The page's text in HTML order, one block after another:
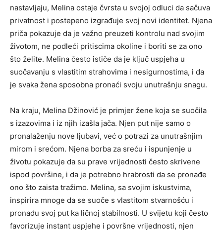
nastavljaju, Melina ostaje čvrsta u svojoj odluci da sačuva
privatnost i postepeno izgrađuje svoj novi identitet. Njena
priča pokazuje da je važno preuzeti kontrolu nad svojim
životom, ne podleći pritiscima okoline i boriti se za ono
što želite. Melina često ističe da je ključ uspjeha u
suočavanju s vlastitim strahovima i nesigurnostima, i da
je svaka žena sposobna pronaći svoju unutrašnju snagu.
Na kraju, Melina Džinović je primjer žene koja se suočila
s izazovima i iz njih izašla jača. Njen put nije samo o
pronalaženju nove ljubavi, već o potrazi za unutrašnjim
mirom i srećom. Njena borba za sreću i ispunjenje u
životu pokazuje da su prave vrijednosti često skrivene
ispod površine, i da je potrebno hrabrosti da se pronađe
ono što zaista tražimo. Melina, sa svojim iskustvima,
inspirira mnoge da se suoče s vlastitom stvarnošću i
pronađu svoj put ka ličnoj stabilnosti. U svijetu koji često
favorizuje instant uspjehe i površne vrijednosti, njen